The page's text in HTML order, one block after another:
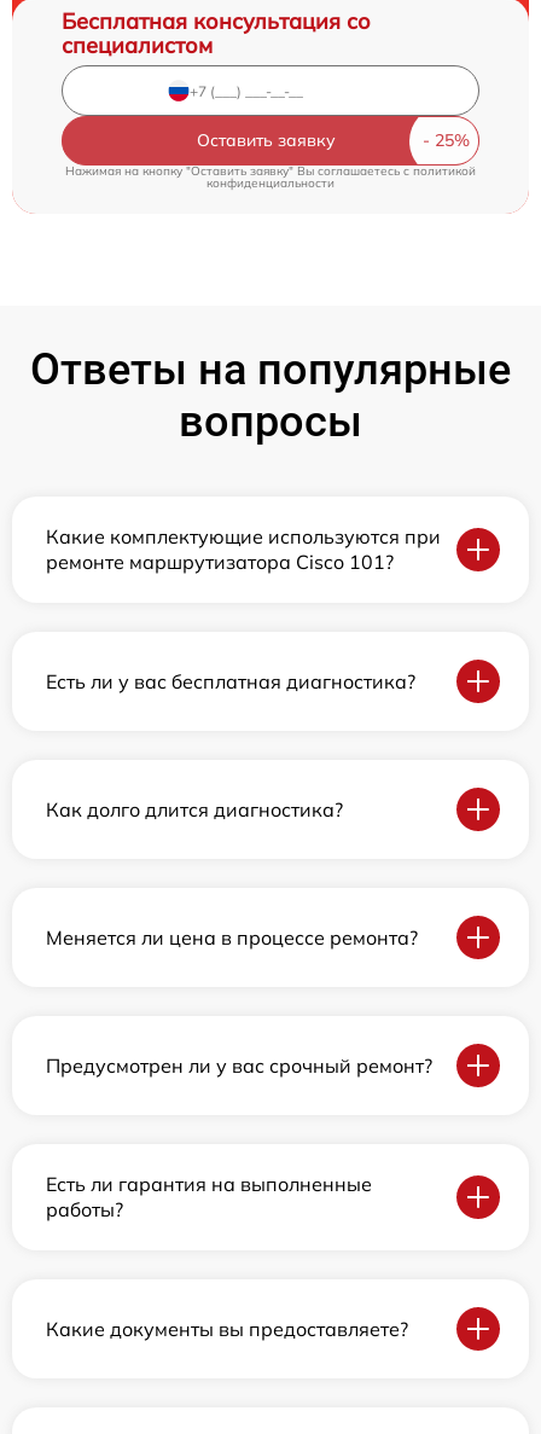
Бесплатная консультация со
специалистом
Оставить заявку
Нажимая на кнопку "Оставить заявку" Вы соглашаетесь cполитикой
конфиденциальности
Ответы на популярные
вопросы
Какие комплектующие используются при
ремонте маршрутизатора Cisco 101?
Есть ли у вас бесплатная диагностика?
Как долго длится диагностика?
Меняется ли цена в процессе ремонта?
Предусмотрен ли у вас срочный ремонт?
Есть ли гарантия на выполненные
работы?
Какие документы вы предоставляете?